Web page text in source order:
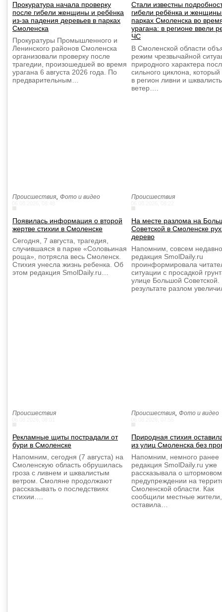
Прокуратура начала проверку
после гибели женщины и ребёнка
из-за падения деревьев в парках
Смоленска
Прокуратуры Промышленного и
Ленинского районов Смоленска
организовали проверку после
трагедии, произошедшей во время
урагана 6 августа 2026 года. По
предварительным…
Стали известны
гибели ребёнка и
парках Смоленска во
урагана: в регионе ввели
ЧС
В Смоленской области
режим чрезвычайной
природного характера
сильного циклона,
в регион ливни и
ветер….
Происшествия Фото и видео
Появилась информация о второй
жертве стихии в Смоленске
Сегодня, 7 августа, трагедия,
случившаяся в парке «Соловьиная
роща», потрясла весь Смоленск.
Стихия унесла жизнь ребенка. Об
этом редакция SmolDaily.ru…
Происшествия
На месте разлома на
Советской в Смоленске
дерево
Напомним, совсем
редакция SmolDaily.ru
проинформировала
ситуации с просадкой
улице Большой Советской.
результате разлом
Происшествия
Рекламные щиты пострадали от
бури в Смоленске
Напомним, сегодня (7 августа) на
Смоленскую область обрушилась
гроза с ливнем и шквалистым
ветром. Смоляне продолжают
рассказывать о последствиях
стихии….
Происшествия Фото и видео
Природная стихия
из улиц Смоленска без
Напомним, немного ранее
редакция SmolDaily.ru уже
рассказывала о штормовом
предупреждении на
Смоленской области. Как
сообщили местные жители,
оставила…